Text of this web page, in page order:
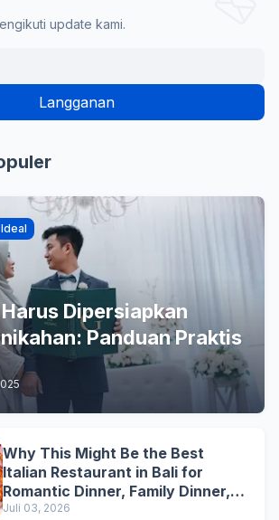
update kami.
Dipersiapkan
Panduan Praktis
Why This Might Be the Best
Italian Restaurant in Bali for
Romantic Dinner, Family Dinner,
and Business Lunch
Juli 03, 2026